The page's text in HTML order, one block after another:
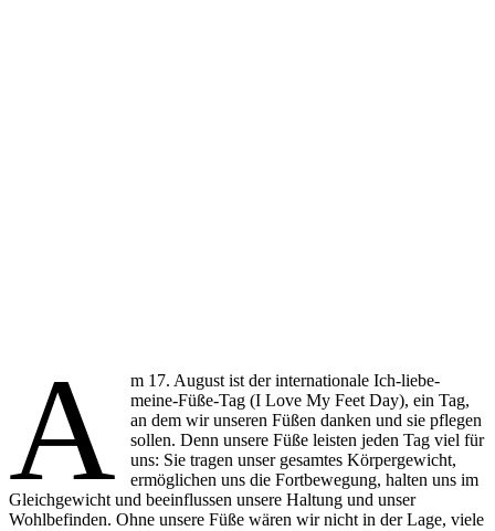
A
m 17. August ist der internationale Ich-liebe-
meine-Füße-Tag (I Love My Feet Day), ein Tag,
an dem wir unseren Füßen danken und sie pflegen
sollen. Denn unsere Füße leisten jeden Tag viel für
uns: Sie tragen unser gesamtes Körpergewicht,
ermöglichen uns die Fortbewegung, halten uns im
Gleichgewicht und beeinflussen unsere Haltung und unser
Wohlbefinden. Ohne unsere Füße wären wir nicht in der Lage, viele